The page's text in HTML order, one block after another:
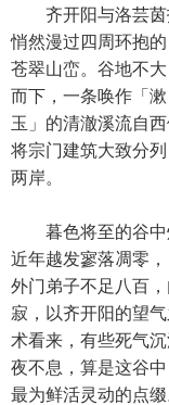
齐开阳与洛芸茵
悄然漫过四周环抱的
苍翠山峦。谷地不
而下，一条唤作「漱
玉」的清澈溪流自
将宗门建筑大致分列
两岸。
暮色将至的谷中
近年越发寥落凋零，
外门弟子不足八百
寂，以齐开阳的望气
术看来，有些死气
夜不息，算是这谷中
最为鲜活灵动的点缀